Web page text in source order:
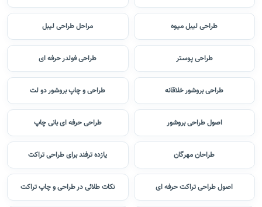
طراحی لیبل میوه مراحل طراحی لیبل
طراحی پوستر طراحی فولدر حرفه ای
طراحی بروشور خلاقانه طراحی و چاپ بروشور دو لت
اصول طراحی بروشور طراحی حرفه ای بانی چاپ
طراحان مهرگان یازده ترفند برای طراحی تراکت
اصول طراحی تراکت حرفه ای نکات طلائی در طراحی و چاپ تراکت